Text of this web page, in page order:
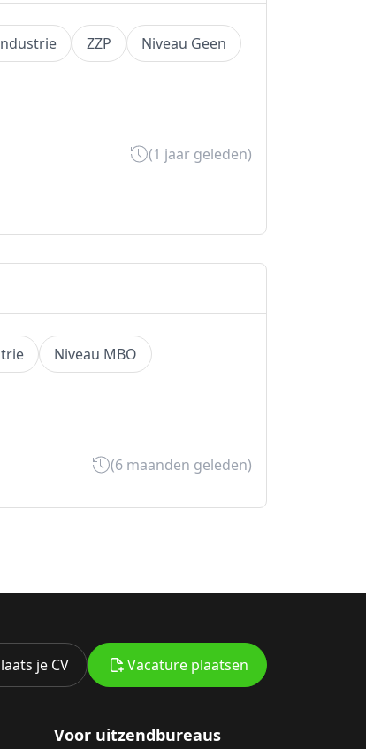
ZZP Niveau Geen
(1 jaar geleden)
Niveau MBO
(6 maanden geleden)
je CV Vacature plaatsen
Voor uitzendbureaus